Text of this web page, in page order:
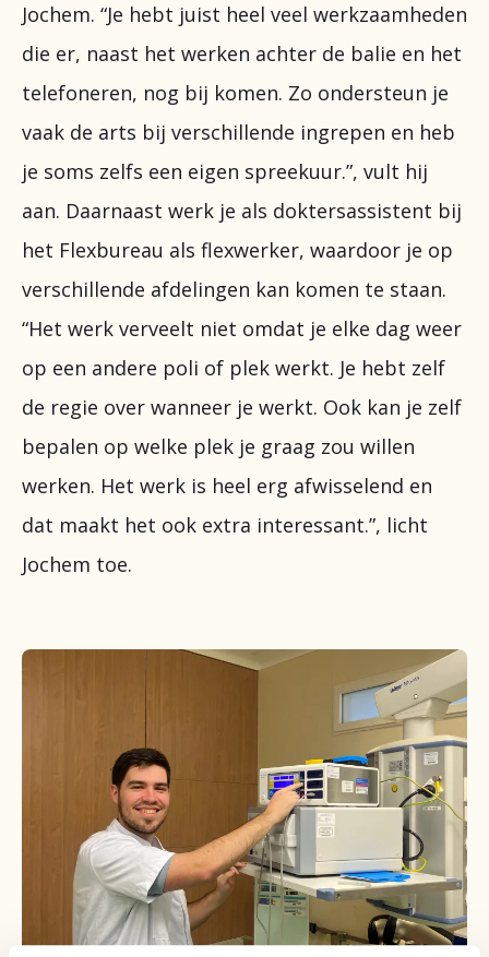
Jochem. “Je hebt juist heel veel werkzaamheden
die er, naast het werken achter de balie en het
telefoneren, nog bij komen. Zo ondersteun je
vaak de arts bij verschillende ingrepen en heb
je soms zelfs een eigen spreekuur.”, vult hij
aan. Daarnaast werk je als doktersassistent bij
het Flexbureau als flexwerker, waardoor je op
verschillende afdelingen kan komen te staan.
“Het werk verveelt niet omdat je elke dag weer
op een andere poli of plek werkt. Je hebt zelf
de regie over wanneer je werkt. Ook kan je zelf
bepalen op welke plek je graag zou willen
werken. Het werk is heel erg afwisselend en
dat maakt het ook extra interessant.”, licht
Jochem toe.